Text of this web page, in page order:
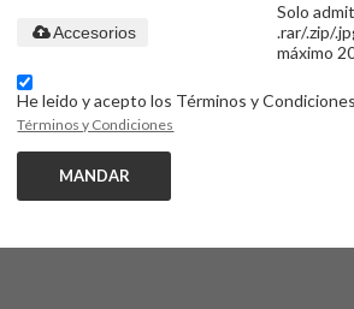
Solo
.rar/.zip/
máximo
Accesorios
He leido y acepto los Términos y
Términos y Condiciones
MANDAR